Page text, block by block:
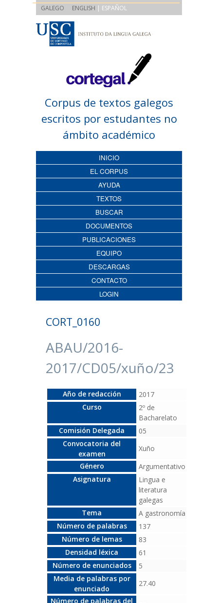
GALEGO ENGLISH | ESPAÑOL
Corpus de textos galegos
escritos por estudantes no
ámbito académico
INICIO
EL CORPUS
AYUDA
TEXTOS
BUSCAR
DOCUMENTOS
PUBLICACIONES
EQUIPO
DESCARGAS
CONTACTO
LOGIN
CORT_0160
ABAU/2016-
2017/CD05/xuño/23
Año de redacción
2017
Curso
2º de
Bacharelato
Comisión Delegada
05
Convocatoria del
examen
Xuño
Género
Argumentativo
Asignatura
Lingua e
literatura
galegas
Tema
A gastronomía
Número de palabras
137
Número de lemas
83
Densidad léxica
61
Número de enunciados
5
Media de palabras por
enunciado
27.40
Número de palabras del